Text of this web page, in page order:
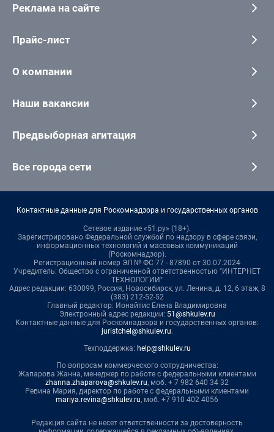
Реклама на сайте
Прайс-лист
О компании
Наши вакансии
Предвыборная агитация
Все города сети
Контактные данные для Роскомнадзора и государственных органов
Сетевое издание «51.ру» (18+).
Зарегистрировано Федеральной службой по надзору в сфере связи,
информационных технологий и массовых коммуникаций
(Роскомнадзор).
Регистрационный номер ЭЛ № ФС 77 - 87890 от 30.07.2024
Учредитель: Общество с ограниченной ответственностью "ИНТЕРНЕТ
ТЕХНОЛОГИИ"
Адрес редакции: 630099, Россия, Новосибирск, ул. Ленина, д. 12, 6 этаж, 8
(383) 212-52-52
Главный редактор: Ионайтис Елена Владимировна
Электронный адрес редакции: 51@shkulev.ru
Контактные данные для Роскомнадзора и государственных органов:
juristchel@shkulev.ru.
Техподдержка: help@shkulev.ru
По вопросам коммерческого сотрудничества:
Жапарова Жанна, менеджер по работе с федеральными клиентами
zhanna.zhaparova@shkulev.ru, моб. + 7 982 640 34 32
Ревина Мария, директор по работе с федеральными клиентами
mariya.revina@shkulev.ru, моб. +7 910 402 4056
Редакция сайта не несет ответственности за достоверность